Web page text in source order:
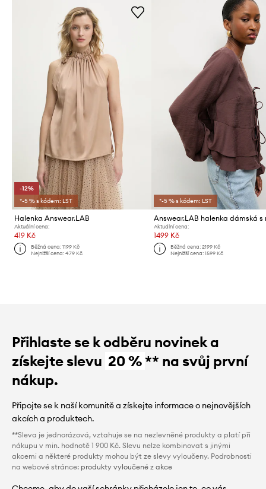
-12%
*-5 % s kódem: LST
Halenka Answear.LAB
Aktuální cena:
419 Kč
Běžná cena:1199 Kč
Nejnižší cena:479 Kč
*-5 % s kódem: LST
Aktuální cena:
1499 Kč
Běžná cena: 2199 Kč
Nejnižší cena: 1599 Kč
Přihlaste se k odběru novinek a
získejte slevu 20 %** na svůj první
nákup.
Připojte se k naší komunitě a získejte informace o nejnovějších
akcích a produktech.
**Sleva je jednorázová, vztahuje se na nezlevněné produkty a platí při
nákupu v min. hodnotě 1 900 Kč. Slevu nelze kombinovat s jinými
akcemi a některé produkty mohou být ze slevy vyloučeny. Podrobnosti
na webové stránce: produkty vyloučené z akce